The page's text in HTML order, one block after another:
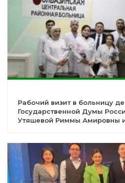
Рабочий визит в больницу
Государственной Думы
Утяшевой Риммы Амировны